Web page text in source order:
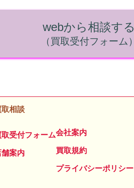
webから相談する
（買取受付フォーム）
取相談
取受付フォーム
舗案内
会社案内
買取規約
プライバシーポリシー